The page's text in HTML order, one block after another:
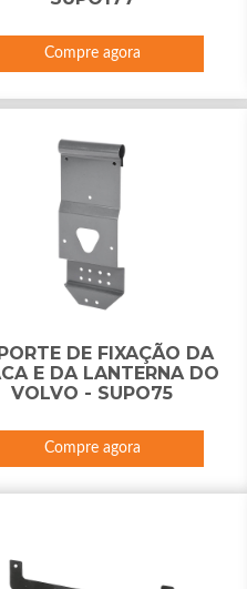
Compre agora
DE FIXAÇÃO DA
E DA LANTERNA DO
VOLVO - SUPO75
Compre agora